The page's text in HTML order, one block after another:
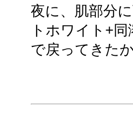
夜に、肌部分
トホワイト+
で戻ってきたか